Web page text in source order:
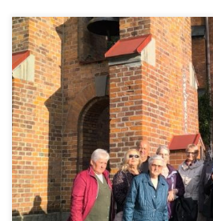
W sobotę 28 września w Lipnicy
diecezjalne spotkanie parafialnych grup
Duszom Czyścowym. W wydarzeniu
sobotę w Lipnicy Murowanej miało
parafialnych grup Apostolstwa Pomocy
wydarzeniu brało udział 560 osób z